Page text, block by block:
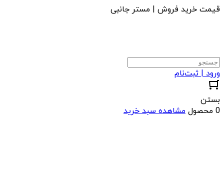
قیمت خرید فروش | مستر جانبی
ورود | ثبت‌نام
بستن
0 محصول
مشاهده سبد خرید